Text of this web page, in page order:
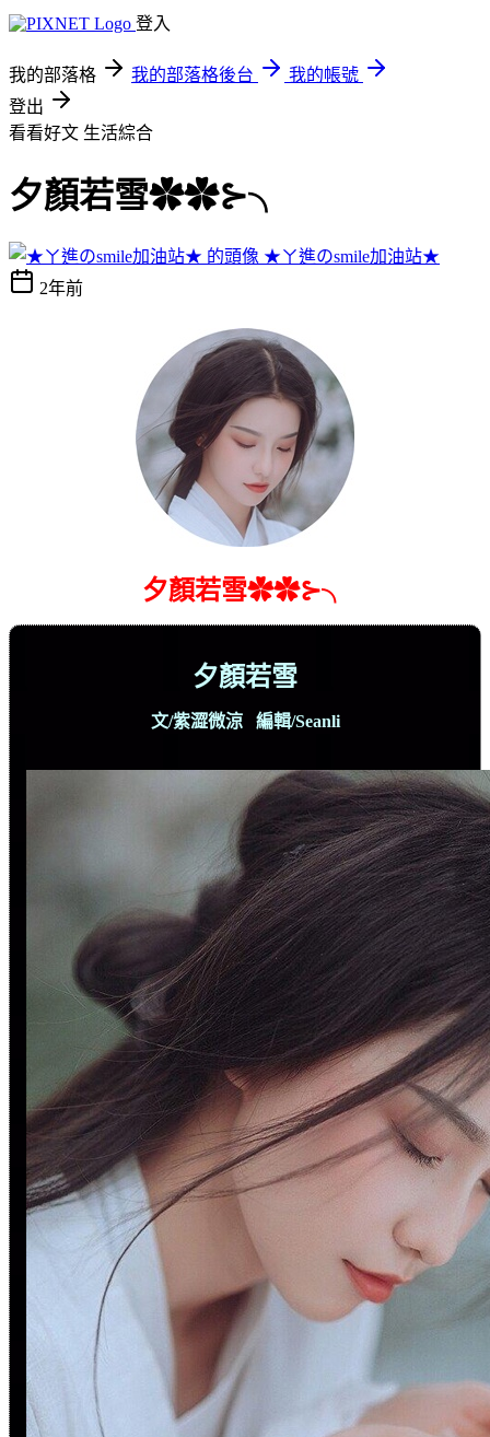
登入
我的部落格 我的部落格後台
我的帳號
登出
看看好文 生活綜合
夕顏若雪✿✿⊱╮
★ㄚ進のsmile加油站★
2年前
夕顏若雪✿✿⊱╮
夕顏若雪
文/紫澀微涼 編輯/Seanli